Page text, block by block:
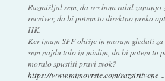
Razmišljal sem, da res bom rabil zunanjo
receiver, da bi potem to direktno preko
HK.
Ker imam SFF ohišje in moram gledati
sem najdu tolo in mislim, da bi potem to
moralo spustiti pravi zvok?
https://www.mimovrste.com/razsiritvene-